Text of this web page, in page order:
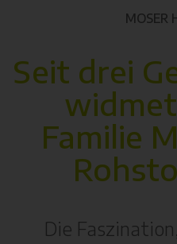
MOSER
Seit drei
Familie
Die